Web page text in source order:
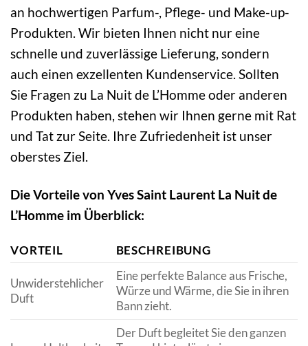
an hochwertigen Parfum-, Pflege- und Make-up-
Produkten. Wir bieten Ihnen nicht nur eine
schnelle und zuverlässige Lieferung, sondern
auch einen exzellenten Kundenservice. Sollten
Sie Fragen zu La Nuit de L’Homme oder anderen
Produkten haben, stehen wir Ihnen gerne mit Rat
und Tat zur Seite. Ihre Zufriedenheit ist unser
oberstes Ziel.
Die Vorteile von Yves Saint Laurent La Nuit de
L’Homme im Überblick:
VORTEIL BESCHREIBUNG
Unwiderstehlicher
Duft
Eine perfekte Balance aus Frische,
Würze und Wärme, die Sie in ihren
Bann zieht.
Der Duft begleitet Sie den ganzen